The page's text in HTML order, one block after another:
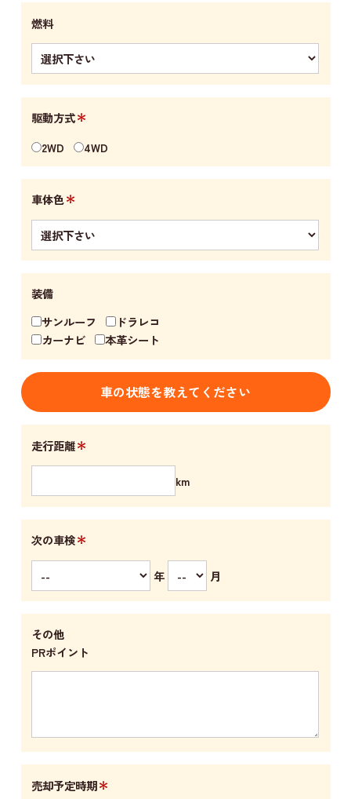
燃料
駆動方式＊
2WD 4WD
車体色＊
装備
サンルーフ
ドラレコ
カーナビ
本革シート
車の状態を教えてください
走行距離＊
km
次の車検＊
年 月
その他
PRポイント
売却予定時期＊